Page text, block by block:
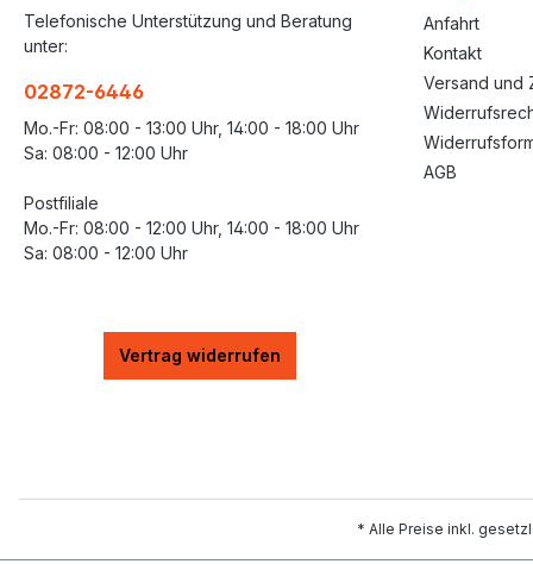
Telefonische Unterstützung und Beratung
unter:
02872-6446
Mo.-Fr: 08:00 - 13:00 Uhr, 14:00 - 18:00 Uhr
Sa: 08:00 - 12:00 Uhr
Postfiliale
Mo.-Fr: 08:00 - 12:00 Uhr, 14:00 - 18:00 Uhr
Sa: 08:00 - 12:00 Uhr
Vertrag widerrufen
Anfahrt
Kontakt
Versand und
AGB
* Alle Preise inkl.